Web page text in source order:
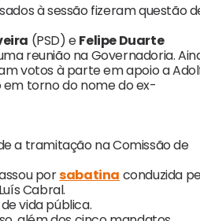
à sessão fizeram questão
(PSD) eFelipe Duarte
reunião na Governadoria.
votos à parte em apoio a
torno do nome do ex-
a tramitação na Comissão de
porsabatina conduzida
Cabral.
vida pública.